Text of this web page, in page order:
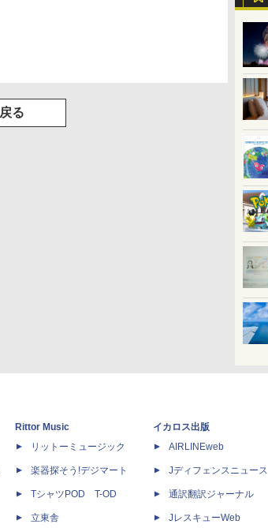
る
Rittor Music
リットーミュージック
楽器探そう!デジマート
TシャツPOD T-OD
立東舎
イカロス出版
AIRLINEweb
Jディフェンスニュース
通訳翻訳ジャーナル
JレスキューWeb